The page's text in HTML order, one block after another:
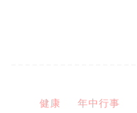
健康 年中行事